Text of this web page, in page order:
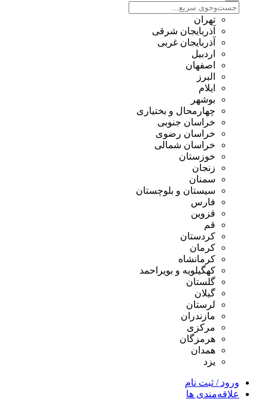
تهران
آذربایجان شرقی
آذربایجان غربی
اردبیل
اصفهان
البرز
ایلام
بوشهر
چهارمحال و بختیاری
خراسان جنوبی
خراسان رضوی
خراسان شمالی
خوزستان
زنجان
سمنان
سیستان و بلوچستان
فارس
قزوین
قم
کردستان
کرمان
کرمانشاه
کهگیلویه و بویراحمد
گلستان
گیلان
لرستان
مازندران
مرکزی
هرمزگان
همدان
یزد
ورود / ثبت نام
علاقه‌مندی ها